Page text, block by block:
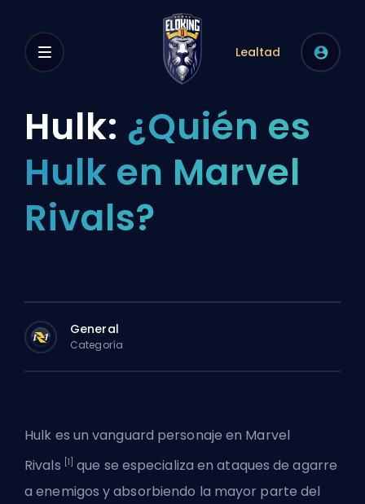
Lealtad
Hulk: ¿Quién es
Hulk en Marvel
Rivals?
General
Categoría
Hulk es unvanguard personaje en Marvel
Rivals [1] que se especializa en ataques de agarre
a enemigos y absorbiendo la mayor parte del